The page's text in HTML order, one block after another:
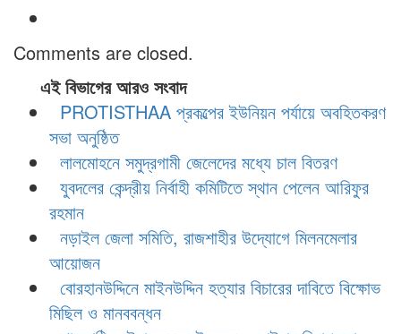
Comments are closed.
এই বিভাগের আরও সংবাদ
PROTISTHAA প্রকল্পের ইউনিয়ন পর্যায়ে অবহিতকরণ
সভা অনুষ্ঠিত
লালমোহনে সমুদ্রগামী জেলেদের মধ্যে চাল বিতরণ
যুবদলের কেন্দ্রীয় নির্বাহী কমিটিতে স্থান পেলেন আরিফুর
রহমান
নড়াইল জেলা সমিতি, রাজশাহীর উদ্যোগে মিলনমেলার
আয়োজন
বোরহানউদ্দিনে মাইনউদ্দিন হত্যার বিচারের দাবিতে বিক্ষোভ
মিছিল ও মানববন্ধন